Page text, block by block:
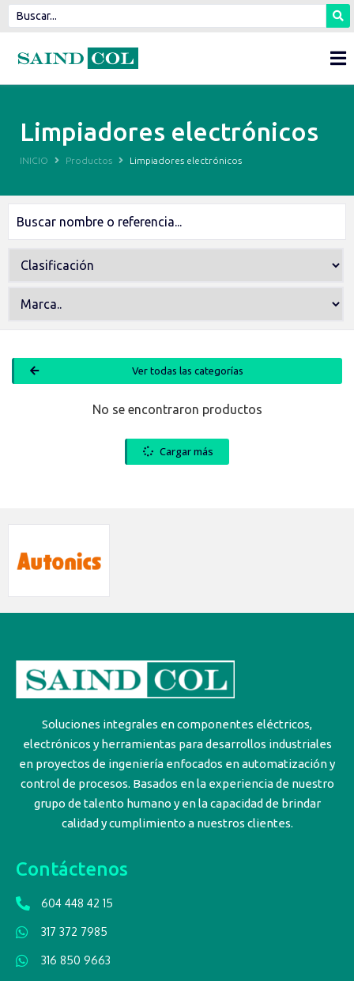
Limpiadores electrónicos
INICIO Productos Limpiadores electrónicos
Ver todas las categorías
No se encontraron productos
Cargar más
Soluciones integrales en componentes eléctricos,
electrónicos y herramientas para desarrollos industriales
en proyectos de ingeniería enfocados en automatización y
control de procesos. Basados en la experiencia de nuestro
grupo de talento humano y en la capacidad de brindar
calidad y cumplimiento a nuestros clientes.
Contáctenos
604 448 42 15
317 372 7985
316 850 9663